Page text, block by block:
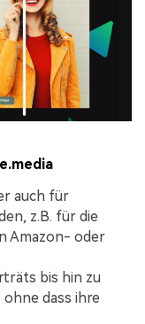
auch für
z.B. für die
Amazon- oder
bis hin zu
dass ihre